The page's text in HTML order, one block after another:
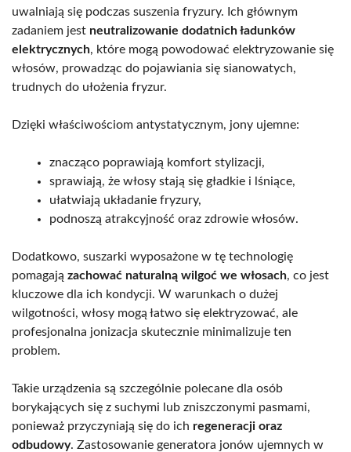
uwalniają się podczas suszenia fryzury. Ich głównym
zadaniem jest neutralizowanie dodatnich ładunków
elektrycznych, które mogą powodować elektryzowanie się
włosów, prowadząc do pojawiania się sianowatych,
trudnych do ułożenia fryzur.
Dzięki właściwościom antystatycznym, jony ujemne:
znacząco poprawiają komfort stylizacji,
sprawiają, że włosy stają się gładkie i lśniące,
ułatwiają układanie fryzury,
podnoszą atrakcyjność oraz zdrowie włosów.
Dodatkowo, suszarki wyposażone w tę technologię
pomagają zachować naturalną wilgoć we włosach, co jest
kluczowe dla ich kondycji. W warunkach o dużej
wilgotności, włosy mogą łatwo się elektryzować, ale
profesjonalna jonizacja skutecznie minimalizuje ten
problem.
Takie urządzenia są szczególnie polecane dla osób
borykających się z suchymi lub zniszczonymi pasmami,
ponieważ przyczyniają się do ich regeneracji oraz
odbudowy. Zastosowanie generatora jonów ujemnych w